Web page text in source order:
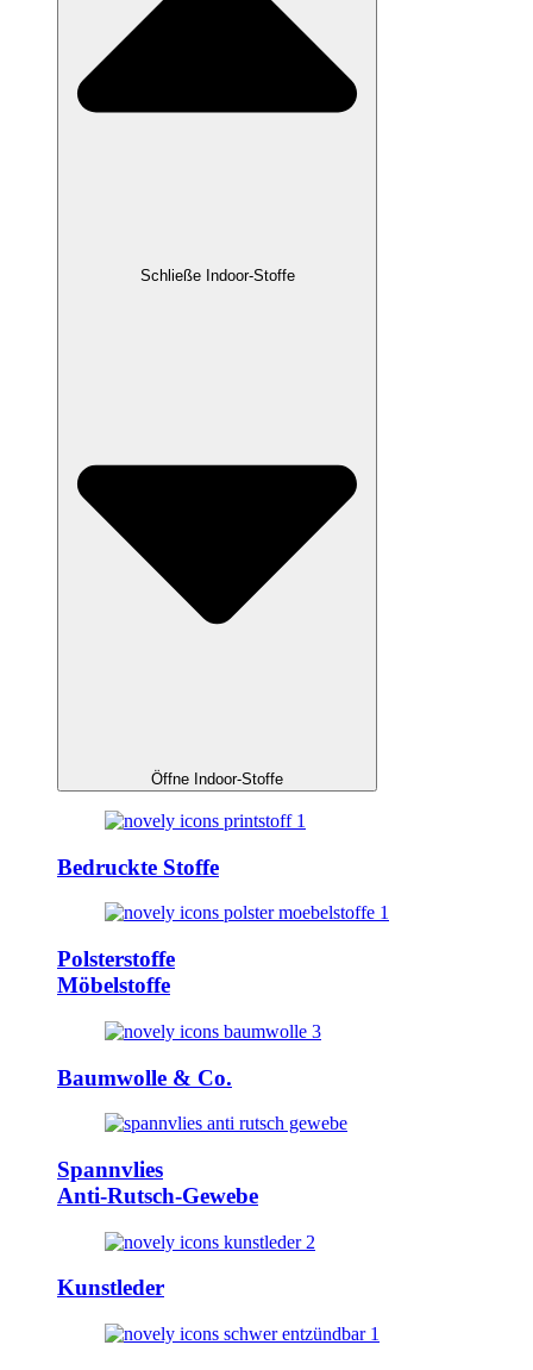
Schließe Indoor-Stoffe
Öffne Indoor-Stoffe
Bedruckte Stoffe
Polsterstoffe
Möbelstoffe
Baumwolle & Co.
Spannvlies
Anti-Rutsch-Gewebe
Kunstleder